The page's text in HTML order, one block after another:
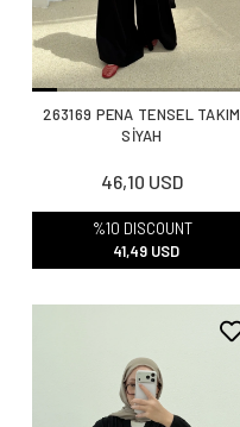
263169 PENA TENSEL TAKIM
SİYAH
46,10 USD
%10 DISCOUNT
41,49 USD